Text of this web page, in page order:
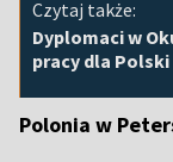
Czytaj także:
Dyplomaci w
pracy dla Polski
Polonia w